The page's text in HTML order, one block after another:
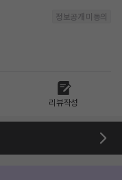
정보공개 미동의
리뷰작성